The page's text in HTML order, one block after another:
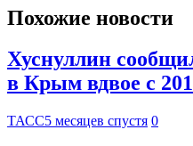
Похожие новости
Хуснуллин
в Крым вдвое с
ТАСС5 месяцев спустя 0